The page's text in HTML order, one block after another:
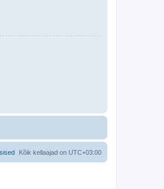
Kõik kellaajad on UTC+03:00